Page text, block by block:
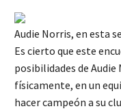
Audie Norris, en esta
Es cierto que este
posibilidades de
físicamente, en un
hacer campeón a su